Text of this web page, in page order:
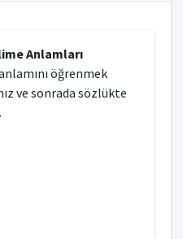
Anlamları
öğrenmek
ve sonrada sözlükte